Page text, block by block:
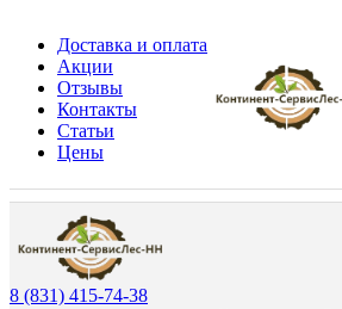
Доставка и оплата
Акции
Отзывы
Контакты
Статьи
Цены
8 (831) 415-74-38